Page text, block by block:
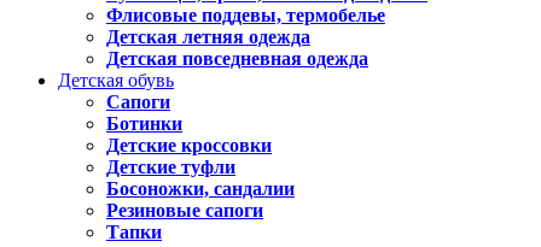
Флисовые поддевы, термобелье
Детская летняя одежда
Детская повседневная одежда
Детская обувь
Сапоги
Ботинки
Детские кроссовки
Детские туфли
Босоножки, сандалии
Резиновые сапоги
Тапки